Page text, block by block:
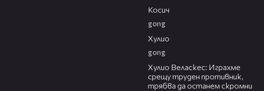
Косич
gong
Хулио
gong
Хулио Веласкес: Играхме
срещу труден противник,
трябва да останем скромни